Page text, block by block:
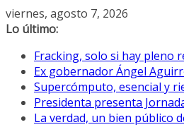
Saltar
al
viernes, agosto 7, 2026
Lo último:
Fracking, solo si hay pleno
Ex gobernador Ángel
Supercómputo, esencial y
Presidenta presenta
La verdad, un bien público